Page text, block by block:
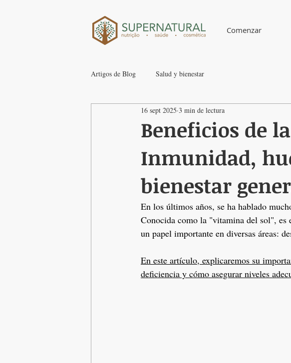
Comenzar
Artigos de Blog Salud y bienestar
Beneficios de
Inmunidad,
bienestar
16 sept 2025 3 min de lectura
En los últimos años, se ha hablado
Conocida como la "vitamina del sol", es
un papel importante en diversas áreas:
En este artículo, explicaremos su
deficiencia y cómo asegurar niveles